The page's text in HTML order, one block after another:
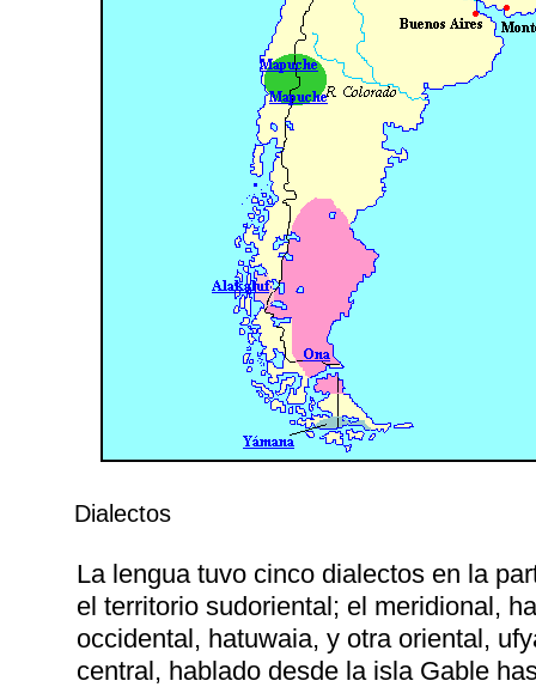
Dialectos
La lengua tuvo cinco dialectos en la
el territorio sudoriental; el meridional,
occidental, hatuwaia, y otra oriental,
central, hablado desde la isla Gable